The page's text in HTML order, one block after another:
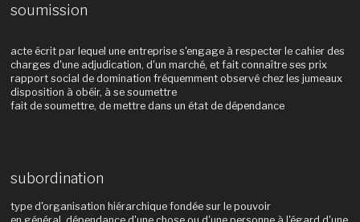
soumission
acte écrit par lequel une entreprise s'engage à respecter le cahier des
charges d'une adjudication, d'un marché, et fait connaître ses prix
rapport social de domination fréquemment observé chez les jumeaux
disposition à obéir, à se soumettre
fait de soumettre, de mettre dans un état de dépendance
subordination
type d'organisation hiérarchique fondée sur le pouvoir